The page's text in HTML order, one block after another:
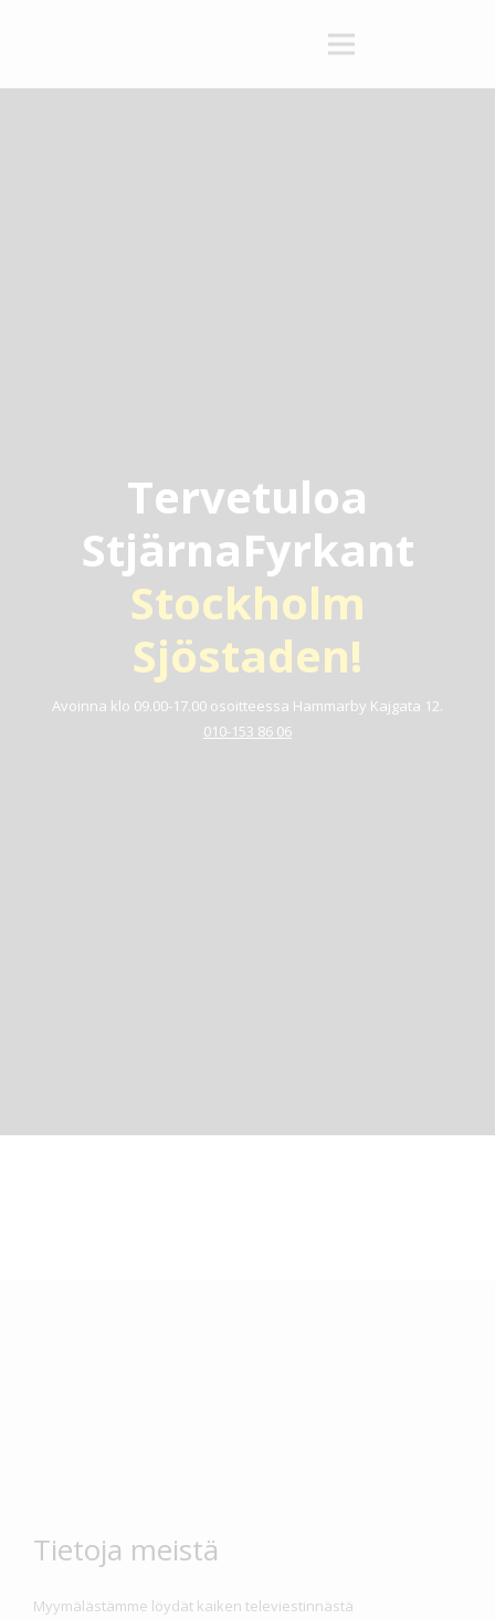
Tervetuloa
StjärnaFyrkant
Stockholm
Sjöstaden!
Avoinna klo 09.00-17.00 osoitteessa Hammarby Kajgata 12.
010-153 86 06
Tietoja meistä
Myymälästämme löydät kaiken televiestinnästä